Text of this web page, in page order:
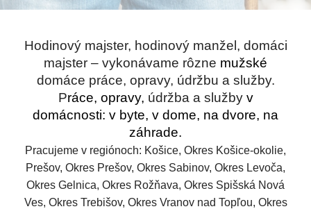
Hodinový majster, hodinový manžel, domáci
majster – vykonávame rôzne mužské
domáce práce, opravy, údržbu a služby.
Práce, opravy, údržba a službyv
domácnosti: v byte, v dome, na dvore, na
záhrade.
Pracujeme v regiónoch: Košice, Okres Košice-okolie,
Prešov, Okres Prešov, Okres Sabinov, Okres Levoča,
Okres Gelnica, Okres Rožňava, Okres Spišská Nová
Ves, Okres Trebišov, Okres Vranov nad Topľou, Okres